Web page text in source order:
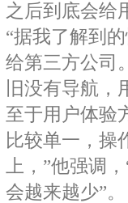
之后到底会给
“据我了解到
给第三方公司
旧没有导航
至于用户体验
比较单一，操
上，”他强调
会越来越少”。